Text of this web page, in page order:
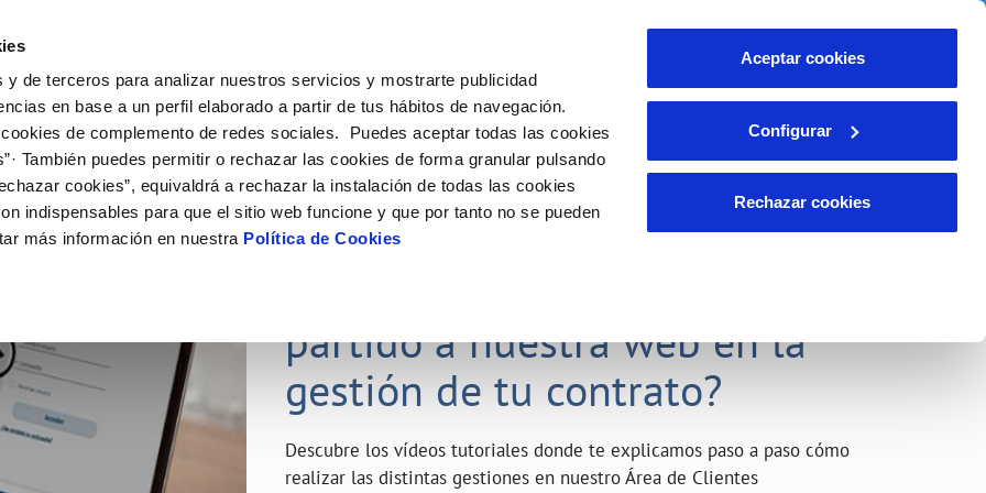
y de terceros para analizar nuestros servicios y mostrarte publicidad
en base a un perfil elaborado a partir de tus hábitos de navegación.
de complemento de redes sociales. Puedes aceptar todas las cookies
También puedes permitir o rechazar las cookies de forma granular pulsando
cookies”, equivaldrá a rechazar la instalación de todas las cookies
indispensables para que el sitio web funcione y que por tanto no se pueden
más información en nuestra Política de Cookies
Aceptar cookies
Configurar
Rechazar cookies
de titular
de suministro
MODIFICACIÓN DE DATOS
Actualizar datos bancarios
Actualizar datos de domicilio
INCIDENCIAS
Comunica anomalías o posibles
VER TODAS LAS GESTIONES
Tu Servicio
AL CLIENTE
contacto
de fuga interior
COMPROMISO DE SERVICIO
Carta de compromisos
Customer Counsel (Defensa del cliente)
Tu Agua
del agua
CUIDADOS DEL AGUA
Consejos de ahorro
Depósitos de reserva
Conócenos
DE GESTIÓN Y CERTIFICADOS
Nuestros compromisos
23 ABR 2020
partido a nuestra web en la
gestión de tu contrato?
Descubre los vídeos tutoriales donde te explicamos paso a paso cómo
realizar las distintas gestiones en nuestro Área de Clientes